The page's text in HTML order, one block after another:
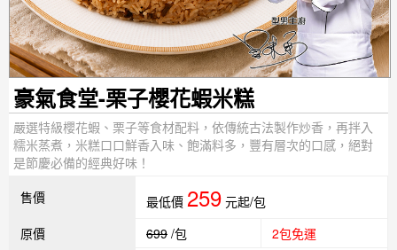
豪氣食堂-栗子櫻花蝦米糕
嚴選特級櫻花蝦、栗子等食材配料，依傳統古法製作炒香，再拌入
糯米蒸煮，米糕口口鮮香入味、飽滿料多，豐有層次的口感，絕對
是節慶必備的經典好味！
售價
最低價 259 元起/包
原價
699 /包
2包免運